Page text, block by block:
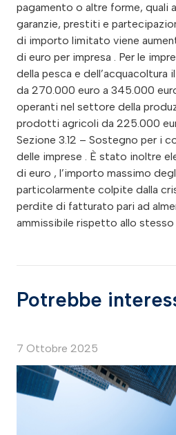
pagamento o altre forme, quali
garanzie, prestiti e
di importo limitato viene
di euro per impresa . Per le
della pesca e
da 270.000 euro a 345.000
operanti nel settore della
prodotti agricoli da 225.000
Sezione 3.12 – Sostegno per i
delle imprese . È stato inoltre
di euro , l’importo massimo
particolarmente colpite dalla
perdite di fatturato pari ad
ammissibile rispetto allo stesso
Potrebbe
7 Ottobre 2025